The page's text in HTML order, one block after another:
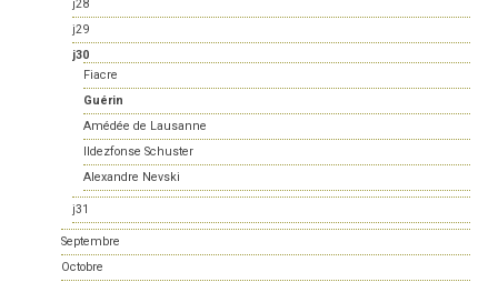
j28
j29
j30
Fiacre
Guérin
Amédée de Lausanne
Ildezfonse Schuster
Alexandre Nevski
j31
Septembre
Octobre